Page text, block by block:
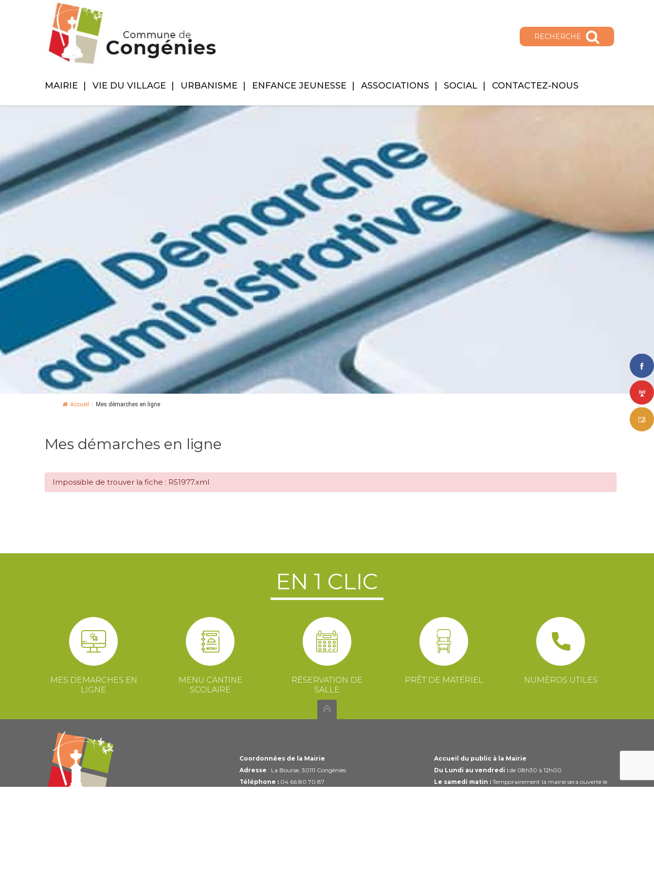
RECHERCHE
MAIRIE VIE DU VILLAGE URBANISME ENFANCE JEUNESSE ASSOCIATIONS SOCIAL CONTACTEZ-NOUS
Accueil / Mes démarches en ligne
Mes démarches en ligne
Impossible de trouver la fiche : R51977.xml
EN 1 CLIC
MES DEMARCHES EN
LIGNE
MENU CANTINE
SCOLAIRE
RÉSERVATION DE
SALLE
PRÊT DE MATÉRIEL NUMÉROS UTILES
Coordonnées de la Mairie
Adresse : La Bourse, 30111 Congénies
Téléphone :04 66 80 70 87
Accueil du public à la Mairie
Du Lundi au vendredi :de 08h30 à 12h00
Le samedi matin :Temporairement la mairie sera ouverte le